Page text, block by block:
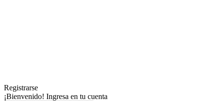
Registrarse
¡Bienvenido! Ingresa en tu cuenta